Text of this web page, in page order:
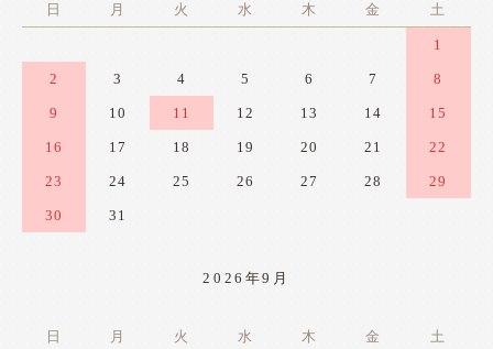
日 月 火 水 木 金 土
1
2 3 4 5 6 7 8
9 10 11 12 13 14 15
16 17 18 19 20 21 22
23 24 25 26 27 28 29
30 31
2026年9月
日 月 火 水 木 金 土